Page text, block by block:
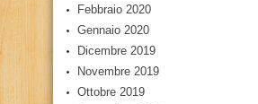
Febbraio 2020
Gennaio 2020
Dicembre 2019
Novembre 2019
Ottobre 2019